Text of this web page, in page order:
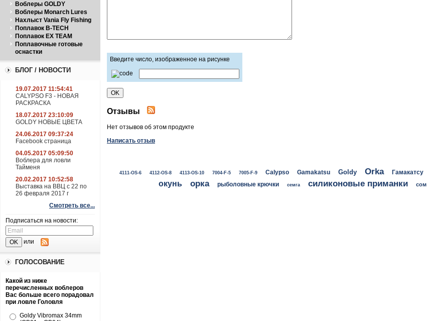
Воблеры GOLDY
Воблеры Monarch Lures
Нахлыст Vania Fly Fishing
Поплавок B-TECH
Поплавок EX TEAM
Поплавочные готовые
оснастки
БЛОГ / НОВОСТИ
19.07.2017 11:54:41
CALYPSO F3 - НОВАЯ
РАСКРАСКА
18.07.2017 23:10:09
GOLDY НОВЫЕ ЦВЕТА
24.06.2017 09:37:24
Facebook страница
04.05.2017 05:09:50
Воблера для ловли
Тайменя
20.02.2017 10:52:58
Выставка на ВВЦ с 22 по
26 февраля 2017 г
Смотреть все...
Подписаться на новости:
или
ГОЛОСОВАНИЕ
Какой из ниже
перечисленных воблеров
Вас больше всего порадовал
при ловле Головля
Goldy Vibromax 34mm
Введите число, изображенное на рисунке
Отзывы
Нет отзывов об этом продукте
Написать отзыв
4111-OS-6 4112-OS-8 4113-OS-10 7004-F-5 7005-F-9 Calypso Gamakatsu Goldy Orka Гамакатсу
окунь орка рыболовные крючки семга силиконовые приманки сом